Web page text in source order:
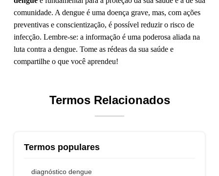
comunidade. A dengue é uma doença grave, mas, com ações
preventivas e conscientização, é possível reduzir o risco de
infecção. Lembre-se: a informação é uma poderosa aliada na
luta contra a dengue. Tome as rédeas da sua saúde e
compartilhe o que você aprendeu!
Termos Relacionados
Termos populares
diagnóstico dengue